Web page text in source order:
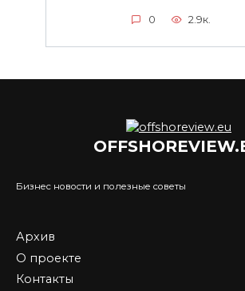
0 2.9к.
Бизнес новости и полезные советы
Архив
О проекте
Контакты